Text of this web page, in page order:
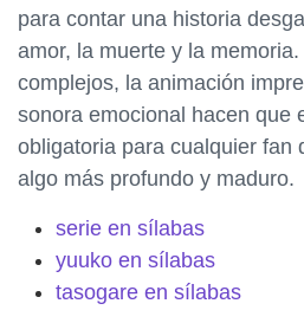
para contar una historia
amor, la muerte y la
complejos, la animación
sonora emocional hacen que
obligatoria para cualquier fan
algo más profundo y maduro.
serie en sílabas
yuuko en sílabas
tasogare en sílabas